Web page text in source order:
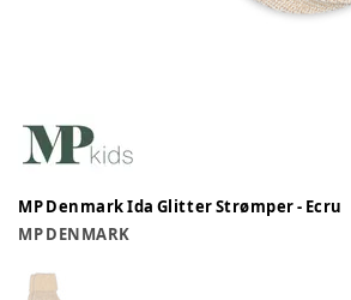
MP Denmark Ida Glitter Strømper - Ecru
MP DENMARK